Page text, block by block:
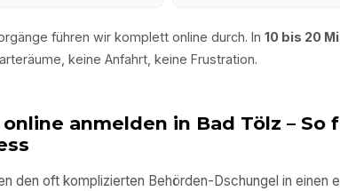
führen wir komplett online durch. In 10 bis 20
keine Anfahrt, keine Frustration.
anmelden in Bad Tölz – So
den oft komplizierten Behörden-Dschungel in einen